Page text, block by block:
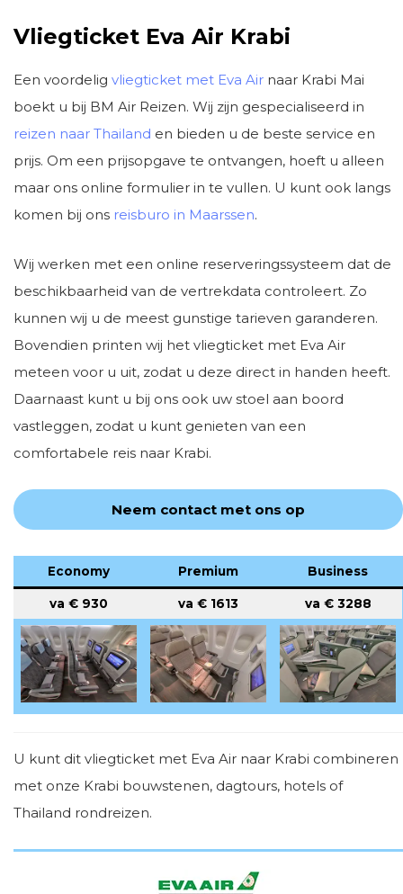
Vliegticket Eva Air Krabi
Een voordelig vliegticket met Eva Air naar Krabi Mai
boekt u bij BM Air Reizen. Wij zijn gespecialiseerd in
reizen naar Thailand en bieden u de beste service en
prijs. Om een prijsopgave te ontvangen, hoeft u alleen
maar ons online formulier in te vullen. U kunt ook langs
komen bij ons reisburo in Maarssen.
Wij werken met een online reserveringssysteem dat de
beschikbaarheid van de vertrekdata controleert. Zo
kunnen wij u de meest gunstige tarieven garanderen.
Bovendien printen wij het vliegticket met Eva Air
meteen voor u uit, zodat u deze direct in handen heeft.
Daarnaast kunt u bij ons ook uw stoel aan boord
vastleggen, zodat u kunt genieten van een
comfortabele reis naar Krabi.
Neem contact met ons op
Economy Premium Business
va € 930 va € 1613 va € 3288
U kunt dit vliegticket met Eva Air naar Krabi combineren
met onze Krabi bouwstenen, dagtours, hotels of
Thailand rondreizen.